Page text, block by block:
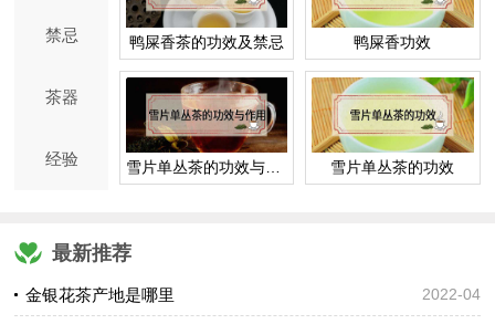
禁忌
茶器
经验
鸭屎香茶的功效及禁忌 鸭屎香功效
雪片单丛茶的功效与作用 雪片单丛茶的功效
最新推荐
金银花茶产地是哪里 2022-04